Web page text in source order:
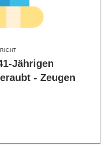
Jährigen
- Zeugen